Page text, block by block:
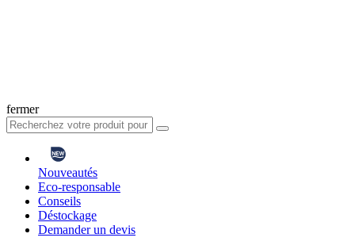
fermer
Nouveautés
Eco-responsable
Conseils
Déstockage
Demander un devis